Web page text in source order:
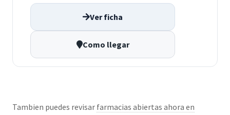
Ver ficha
Como llegar
Tambien puedes revisar farmacias abiertas ahora en